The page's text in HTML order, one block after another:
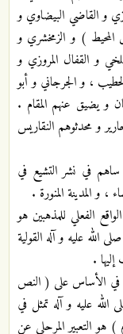
و القاضي البيضاوي و
المحيط ) و الزمخشري و
و القفال المروزي و
، و الجرجاني و أبو
و يضيق عنهم المقام .
و محدثوهم النقاريس
في نشر التشيع في
و المدينة المنورة .
الفعلي للمذهبين هو
عليه و آله القولية
.
في الأساس على ( النص
عليه و آله تمثل في
هو التعبير المرحلي عن